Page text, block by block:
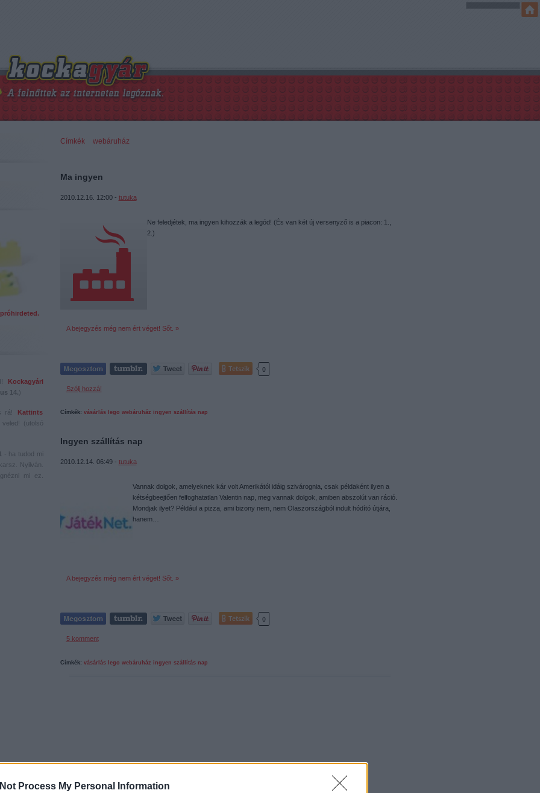
Process My Personal Information
Kockagyári
14.)
rá!
Kattints
(utolsó
- ha tudod mi
Nyilván.
mi ez.
Címkék» webáruház
Ma ingyen
2010.12.16. 12:00 - tutuka
Ne feledjétek, ma ingyen kihozzák a legód! (És van két új versenyző is a piacon: 1.,
2.)
A bejegyzés még nem ért véget! Sőt. »
Tetszik 0
Szólj hozzá!
Címkék: vásárlás lego webáruház ingyen szállítás nap
Ingyen szállítás nap
2010.12.14. 06:49 - tutuka
Vannak dolgok, amelyeknek kár volt Amerikától idáig szivárognia, csak példaként ilyen a
kétségbeejtően felfoghatatlan Valentin nap, meg vannak dolgok, amiben abszolút van ráció.
Mondjak ilyet? Például a pizza, ami bizony nem, nem Olaszországból indult hódító útjára,
hanem…
A bejegyzés még nem ért véget! Sőt. »
Tetszik 0
5komment
Címkék: vásárlás lego webáruház ingyen szállítás nap